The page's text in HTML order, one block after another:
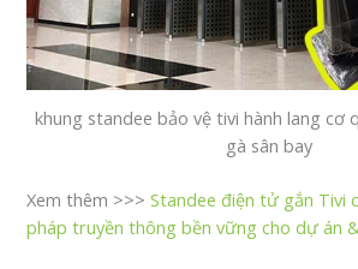
khung standee bảo vệ tivi hành lang cơ
gà sân bay
Xem thêm >>>Standee điện tử gắn Tivi
pháp truyền thông bền vững cho dự án